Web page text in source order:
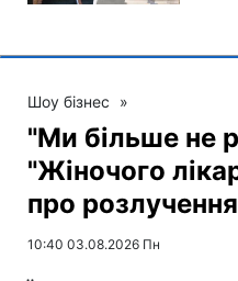
Шоу бізнес »
"Ми більше не
"Жіночого
про розлучення
10:40 03.08.2026 Пн